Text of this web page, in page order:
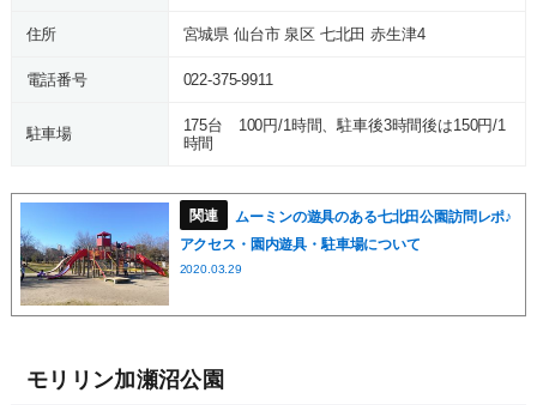
住所 宮城県 仙台市 泉区 七北田 赤生津4
電話番号 022-375-9911
駐車場
175台 100円/1時間、駐車後3時間後は150円/1
時間
ムーミンの遊具のある七北田公園訪問レポ♪
アクセス・園内遊具・駐車場について
2020.03.29
モリリン加瀬沼公園